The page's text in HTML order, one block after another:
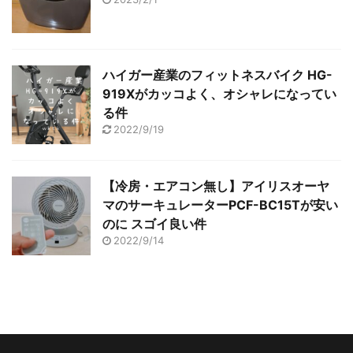
ハイガー産業のフィットネスバイク HG-
919Xがカッコよく、オシャレになってい
る件
2022/9/19
【冷房・エアコン無し】アイリスオーヤ
マのサーキュレーターPCF-BC15Tが安い
のに スゴイ良い件
2022/9/14